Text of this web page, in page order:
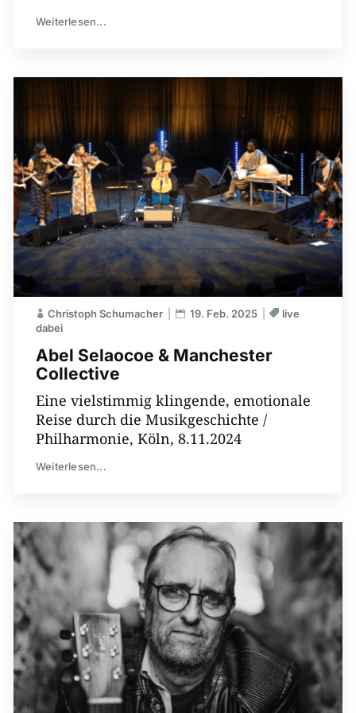
Weiterlesen...
Abel Selaocoe & Manchester
Collective
Christoph Schumacher 19. Feb. 2025
live
dabei
Eine vielstimmig klingende, emotionale
Reise durch die Musikgeschichte /
Philharmonie, Köln, 8.11.2024
Weiterlesen...